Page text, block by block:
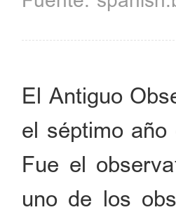
El Antiguo
el séptimo año
Fue el
uno de los